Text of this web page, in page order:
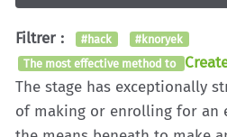
Filtrer : #hack
#knoryek
The most effective method to
The stage has exceptionally
of making or enrolling for an